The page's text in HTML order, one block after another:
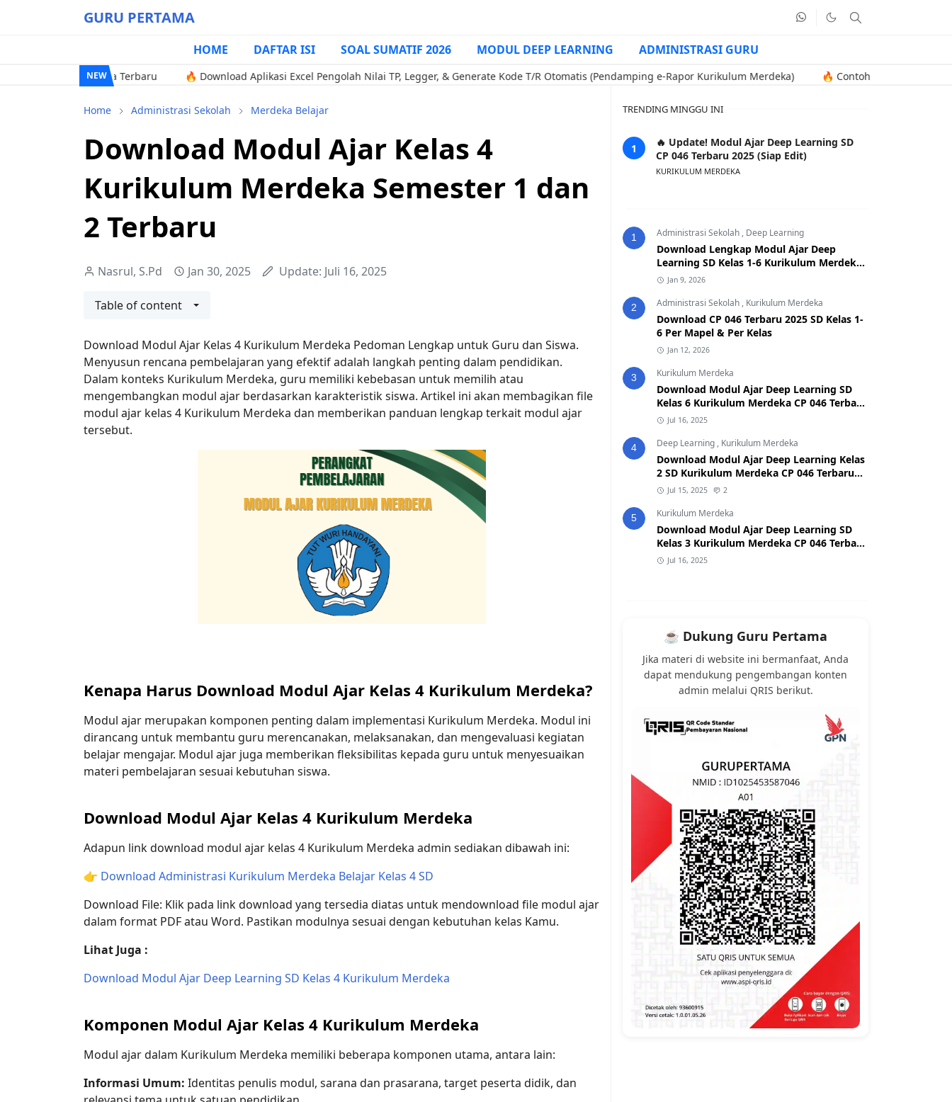
GURU PERTAMA
HOME DAFTAR ISI SOAL SUMATIF 2026 MODUL DEEP LEARNING ADMINISTRASI GURU
NEW
Merdeka Terbaru 🔥 Download Aplikasi Excel Pengolah Nilai TP, Legger, & Generate Kode T/R Otomatis (Pendamping e-Rapor Kurikulum Merdeka) 🔥 Contoh Soal Uji Kompetensi
Home Administrasi Sekolah Merdeka Belajar
Download Modul Ajar Kelas 4
Kurikulum Merdeka Semester 1 dan
2 Terbaru
Nasrul, S.Pd Jan 30, 2025 Update: Juli 16, 2025
Table of content
Download Modul Ajar Kelas 4 Kurikulum Merdeka Pedoman Lengkap untuk Guru dan Siswa.
Menyusun rencana pembelajaran yang efektif adalah langkah penting dalam pendidikan.
Dalam konteks Kurikulum Merdeka, guru memiliki kebebasan untuk memilih atau
mengembangkan modul ajar berdasarkan karakteristik siswa. Artikel ini akan membagikan file
modul ajar kelas 4 Kurikulum Merdeka dan memberikan panduan lengkap terkait modul ajar
tersebut.
Kenapa Harus Download Modul Ajar Kelas 4 Kurikulum Merdeka?
Modul ajar merupakan komponen penting dalam implementasi Kurikulum Merdeka. Modul ini
dirancang untuk membantu guru merencanakan, melaksanakan, dan mengevaluasi kegiatan
belajar mengajar. Modul ajar juga memberikan fleksibilitas kepada guru untuk menyesuaikan
materi pembelajaran sesuai kebutuhan siswa.
Download Modul Ajar Kelas 4 Kurikulum Merdeka
Adapun link download modul ajar kelas 4 Kurikulum Merdeka admin sediakan dibawah ini:
👉 Download Administrasi Kurikulum Merdeka Belajar Kelas 4 SD
Download File: Klik pada link download yang tersedia diatas untuk mendownload file modul ajar
dalam format PDF atau Word. Pastikan modulnya sesuai dengan kebutuhan kelas Kamu.
Lihat Juga :
Download Modul Ajar Deep Learning SD Kelas 4 Kurikulum Merdeka
Komponen Modul Ajar Kelas 4 Kurikulum Merdeka
Modul ajar dalam Kurikulum Merdeka memiliki beberapa komponen utama, antara lain:
Informasi Umum: Identitas penulis modul, sarana dan prasarana, target peserta didik, dan
TRENDING MINGGU INI
🔥 Update! Modul Ajar Deep Learning SD
CP 046 Terbaru 2025 (Siap Edit)
KURIKULUM MERDEKA
1 Administrasi Sekolah , Deep Learning
Download Lengkap Modul Ajar Deep
Learning SD Kelas 1-6 Kurikulum Merdeka
CP 046 Terbaru 2025
Jan 9, 2026
2 Administrasi Sekolah , Kurikulum Merdeka
Download CP 046 Terbaru 2025 SD Kelas 1-
6 Per Mapel & Per Kelas
Jan 12, 2026
3 Kurikulum Merdeka
Download Modul Ajar Deep Learning SD
Kelas 6 Kurikulum Merdeka CP 046 Terbaru
2025Jul 16, 2025
4 Deep Learning , Kurikulum Merdeka
Download Modul Ajar Deep Learning Kelas
2 SD Kurikulum Merdeka CP 046 Terbaru
2026/2027 (Format Word & PDF)
Jul 15, 2025 2
5 Kurikulum Merdeka
Download Modul Ajar Deep Learning SD
Kelas 3 Kurikulum Merdeka CP 046 Terbaru
2025Jul 16, 2025
☕ Dukung Guru Pertama
Jika materi di website ini bermanfaat, Anda
dapat mendukung pengembangan konten
admin melalui QRIS berikut.